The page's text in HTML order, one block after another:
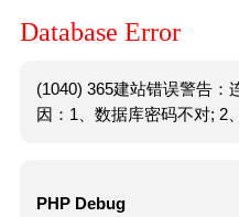
Database Error
(1040) 365建站错误警告：
因：1、数据库密码不对; 2
PHP Debug